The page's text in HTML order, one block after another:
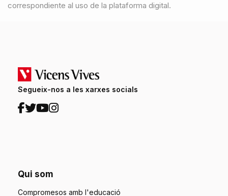
correspondiente al uso de la plataforma digital.
Segueix-nos a les xarxes socials
Qui som
Compromesos amb l'educació